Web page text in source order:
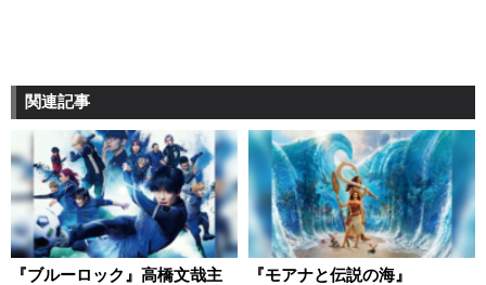
関連記事
『ブルーロック』高橋文哉主
『モアナと伝説の海』